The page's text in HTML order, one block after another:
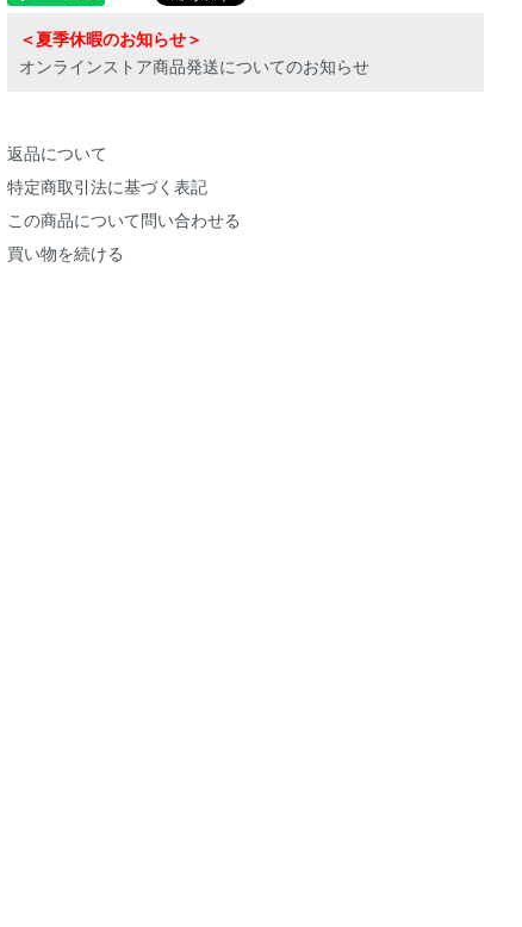
＜夏季休暇のお知らせ＞
オンラインストア商品発送についてのお知らせ
返品について
特定商取引法に基づく表記
この商品について問い合わせる
買い物を続ける